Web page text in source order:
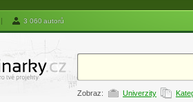
| 3 060 autorů
Zobraz: Univerzity